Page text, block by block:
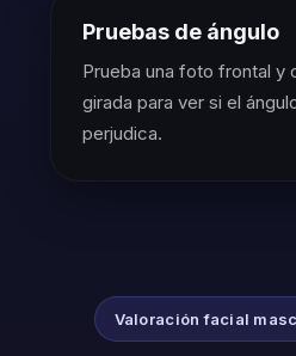
Pruebas de ángulo
Prueba una foto frontal y
girada para ver si el
perjudica.
Valoración facial